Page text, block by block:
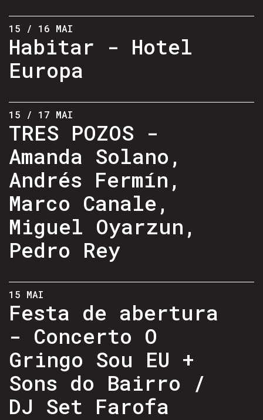
15 / 16 MAI
Habitar - Hotel
Europa
15 / 17 MAI
TRES POZOS -
Amanda Solano,
Andrés Fermín,
Marco Canale,
Miguel Oyarzun,
Pedro Rey
15 MAI
Festa de abertura
- Concerto O
Gringo Sou EU +
Sons do Bairro /
DJ Set Farofa